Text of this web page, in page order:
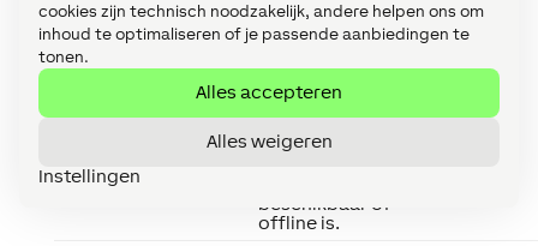
cookies zijn technisch noodzakelijk, andere helpen ons om
inhoud te optimaliseren of je passende aanbiedingen te
tonen.
Alles accepteren
Alles weigeren
Instellingen
Onlinestatus
bewaken
Indien
aangevinkt dan
wordt je via de
Systeemstatus
op de hoogte
gesteld via de
Mailer, als het
beschikbaar of
offline is.
-